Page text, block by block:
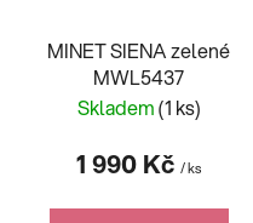
MINET SIENA zelené
MWL5437
Skladem(1 ks)
1 990 Kč / ks